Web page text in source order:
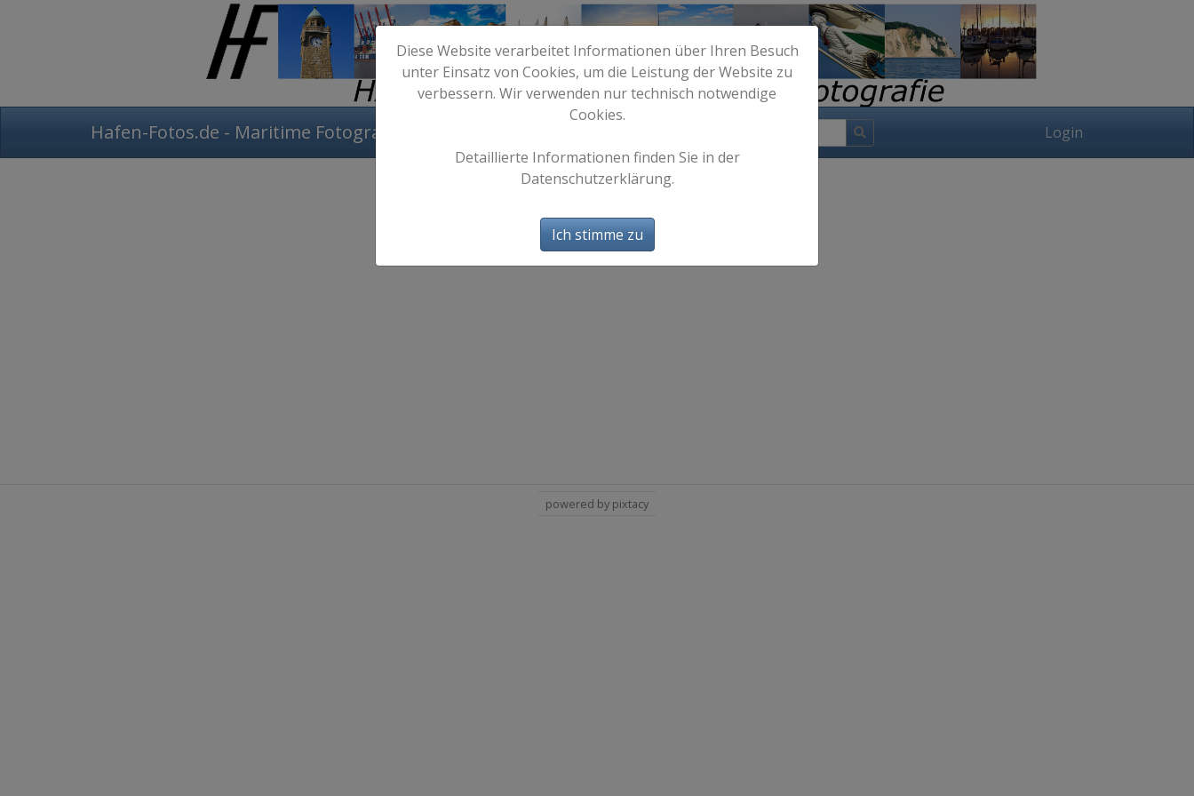
Hafen-Fotos.de - Maritime Fotografie Login
Lightbox
Die Lightbox ist leer.
Diese Website verarbeitet Informationen über Ihren Besuch
unter Einsatz von Cookies, um die Leistung der Website zu
verbessern. Wir verwenden nur technisch notwendige
Cookies.
Detaillierte Informationen finden Sie in der
Datenschutzerklärung.
Ich stimme zu
powered by pixtacy